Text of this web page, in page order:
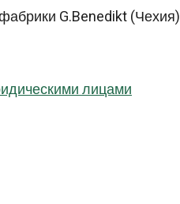
G.Benedikt
лицами